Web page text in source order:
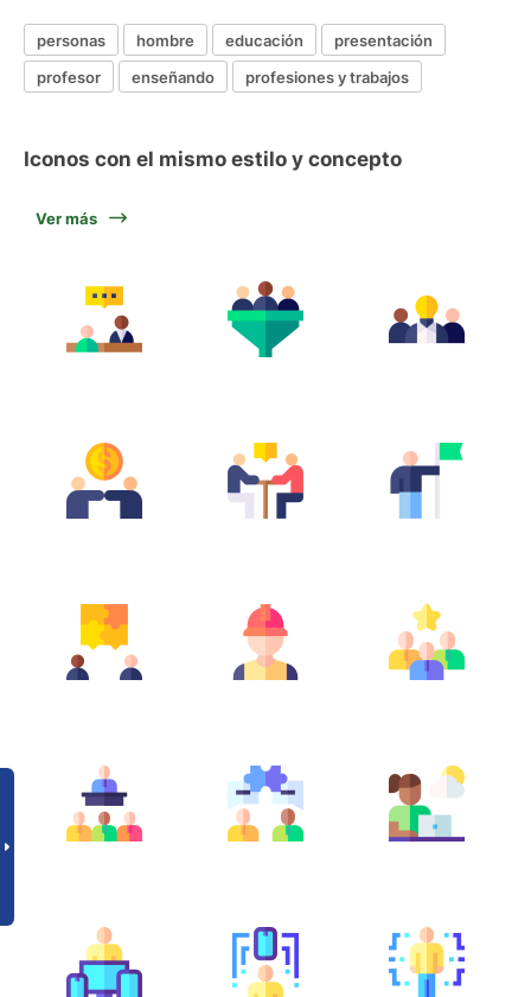
personas hombre educación
presentación
profesor
enseñando profesiones y trabajos
Iconos con el mismo estilo y concepto
Ver más